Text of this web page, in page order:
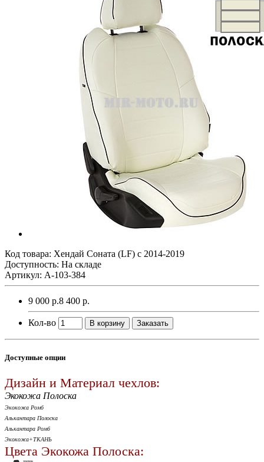
Код товара: Хендай Соната (LF) с 2014-2019
Доступность: На складе
Артикул: A-103-384
9 000 р.8 400 р.
Кол-во В корзину Заказать
Доступные опции
Дизайн и Материал чехлов:
Экокожа Полоска
Экокожа Ромб
Алькантара Полоска
Алькантара Ромб
Экокожа+ТКАНЬ
Цвета Экокожа Полоска: